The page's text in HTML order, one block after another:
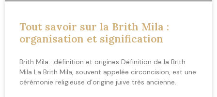
Tout savoir sur la Brith Mila :
organisation et signification
Brith Mila : définition et origines Définition de la Brith
Mila La Brith Mila, souvent appelée circoncision, est une
cérémonie religieuse d’origine juive très ancienne.